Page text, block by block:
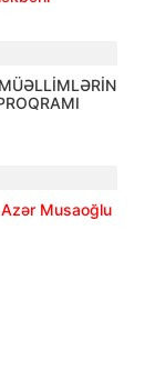
Musaoğlu